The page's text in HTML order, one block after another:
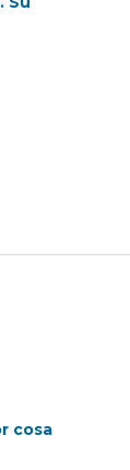
cosa